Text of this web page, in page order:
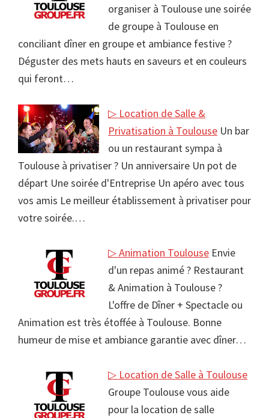
organiser à Toulouse une soirée
de groupe à Toulouse en
conciliant dîner en groupe et ambiance festive ?
Déguster des mets hauts en saveurs et en couleurs
qui feront…
▷ Location de Salle &
Privatisation à Toulouse Un bar
ou un restaurant sympa à
Toulouse à privatiser ? Un anniversaire Un pot de
départ Une soirée d'Entreprise Un apéro avec tous
vos amis Le meilleur établissement à privatiser pour
votre soirée.…
▷ Animation Toulouse Envie
d'un repas animé ? Restaurant
& Animation à Toulouse ?
L'offre de Dîner + Spectacle ou
Animation est très étoffée à Toulouse. Bonne
humeur de mise et ambiance garantie avec dîner…
▷ Location de Salle à Toulouse
Groupe Toulouse vous aide
pour la location de salle